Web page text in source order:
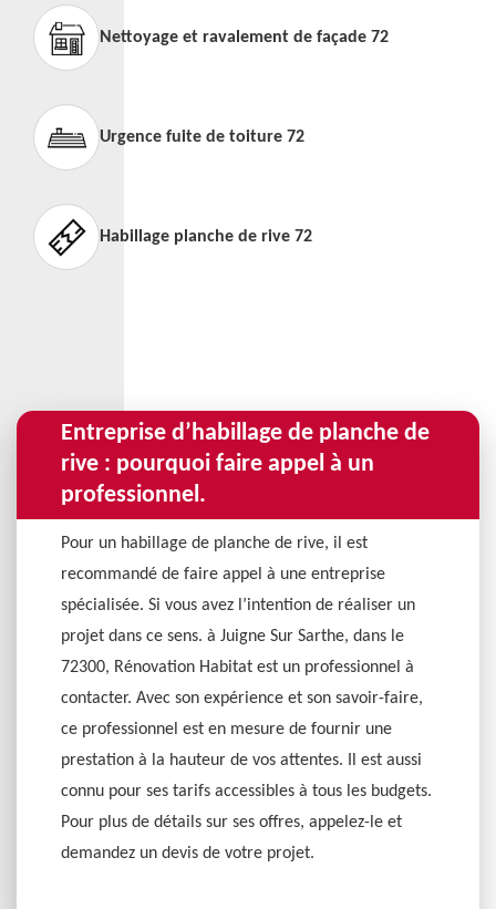
Nettoyage et ravalement de façade 72
Urgence fuite de toiture 72
Habillage planche de rive 72
Entreprise d’habillage de planche de
rive : pourquoi faire appel à un
professionnel.
Pour un habillage de planche de rive, il est
recommandé de faire appel à une entreprise
spécialisée. Si vous avez l’intention de réaliser un
projet dans ce sens. à Juigne Sur Sarthe, dans le
72300, Rénovation Habitat est un professionnel à
contacter. Avec son expérience et son savoir-faire,
ce professionnel est en mesure de fournir une
prestation à la hauteur de vos attentes. Il est aussi
connu pour ses tarifs accessibles à tous les budgets.
Pour plus de détails sur ses offres, appelez-le et
demandez un devis de votre projet.